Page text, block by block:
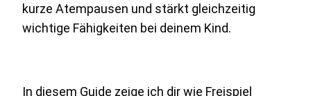
kurze Atempausen und stärkt gleichzeitig
wichtige Fähigkeiten bei deinem Kind.
In diesem Guide zeige ich dir wie Freispiel